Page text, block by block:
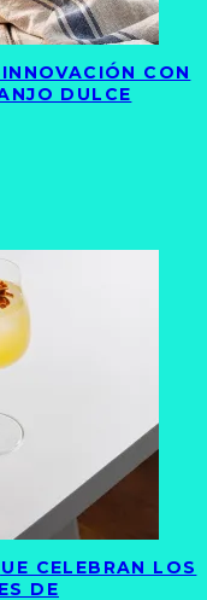
CON
DULCE
CELEBRAN LOS
DE